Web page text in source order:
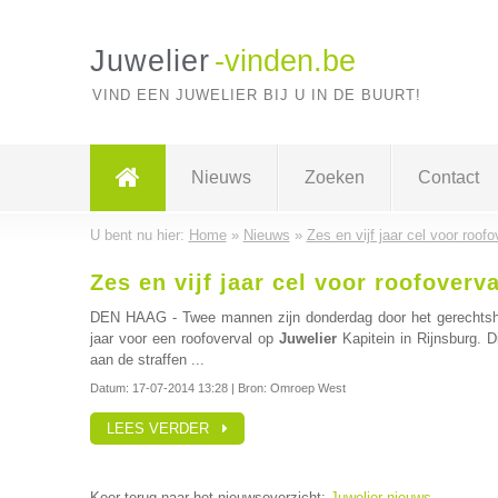
Juwelier -vinden.be
VIND EEN JUWELIER BIJ U IN DE BUURT!
Nieuws Zoeken Contact
U bent nu hier: Home» Nieuws » Zes en vijf jaar cel voor
Zes en vijf jaar cel voor
DEN HAAG - Twee mannen zijn donderdag door het
jaar voor een roofoverval op JuwelierKapitein in Rijnsburg.
aan de straffen ...
Datum: 17-07-2014 13:28| Bron: Omroep West
LEES VERDER